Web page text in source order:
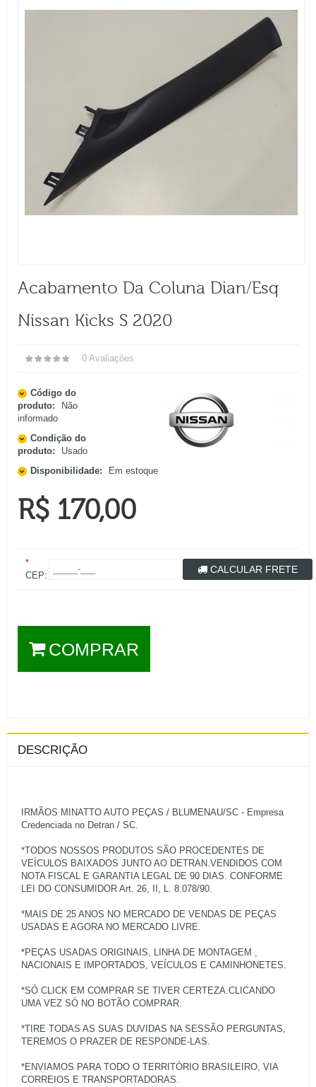
Acabamento Da Coluna Dian/esq
Nissan Kicks S 2020
0 Avaliações
Código do
produto:
Não
informado
Condição do
produto:
Usado
Disponibilidade:
Em estoque
R$ 170,00
*
CEP:
CALCULAR FRETE
COMPRAR
DESCRIÇÃO
IRMÃOS MINATTO AUTO PEÇAS / BLUMENAU/SC - Empresa
Credenciada no Detran / SC.
*TODOS NOSSOS PRODUTOS SÃO PROCEDENTES DE
VEÍCULOS BAIXADOS JUNTO AO DETRAN.VENDIDOS COM
NOTA FISCAL E GARANTIA LEGAL DE 90 DIAS. CONFORME
LEI DO CONSUMIDOR Art. 26, II, L. 8.078/90.
*MAIS DE 25 ANOS NO MERCADO DE VENDAS DE PEÇAS
USADAS E AGORA NO MERCADO LIVRE.
*PEÇAS USADAS ORIGINAIS, LINHA DE MONTAGEM ,
NACIONAIS E IMPORTADOS, VEÍCULOS E CAMINHONETES.
*SÓ CLICK EM COMPRAR SE TIVER CERTEZA.CLICANDO
UMA VEZ SÓ NO BOTÃO COMPRAR.
*TIRE TODAS AS SUAS DUVIDAS NA SESSÃO PERGUNTAS,
TEREMOS O PRAZER DE RESPONDE-LAS.
*ENVIAMOS PARA TODO O TERRITÓRIO BRASILEIRO, VIA
CORREIOS E TRANSPORTADORAS.